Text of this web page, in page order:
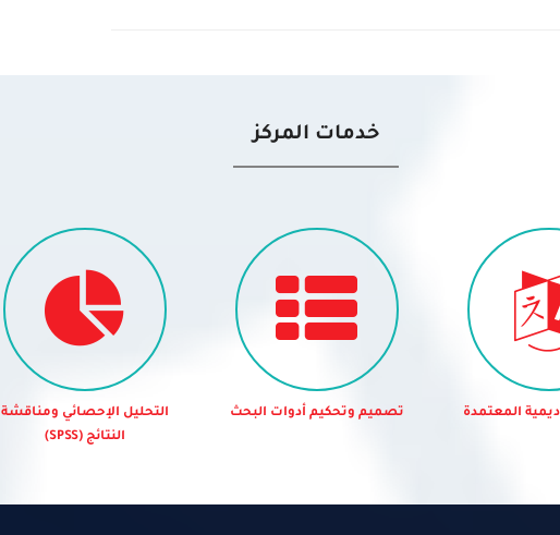
خدمات المركز
المعتمدة تصميم وتحكيم أدوات البحث
التحليل الإحصائي ومناقشة
النتائج (SPSS)